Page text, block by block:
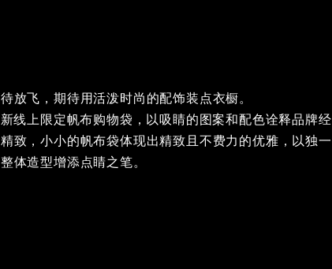
放飞，期待用活泼时尚的配饰装点衣橱。
线上限定帆布购物袋，以吸睛的图案和配色诠释品牌经
致，小小的帆布袋体现出精致且不费力的优雅，以独一
体造型增添点睛之笔。